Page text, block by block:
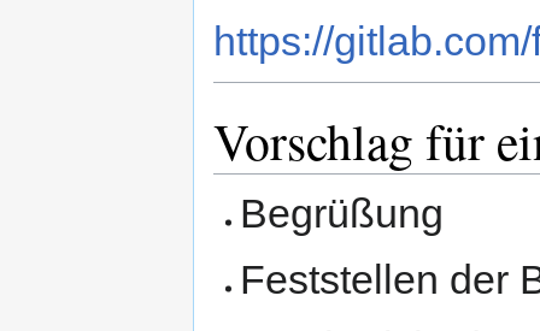
https://
Vorschlag für
Begrüßung
Feststellen der